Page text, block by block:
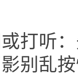
打听
别乱